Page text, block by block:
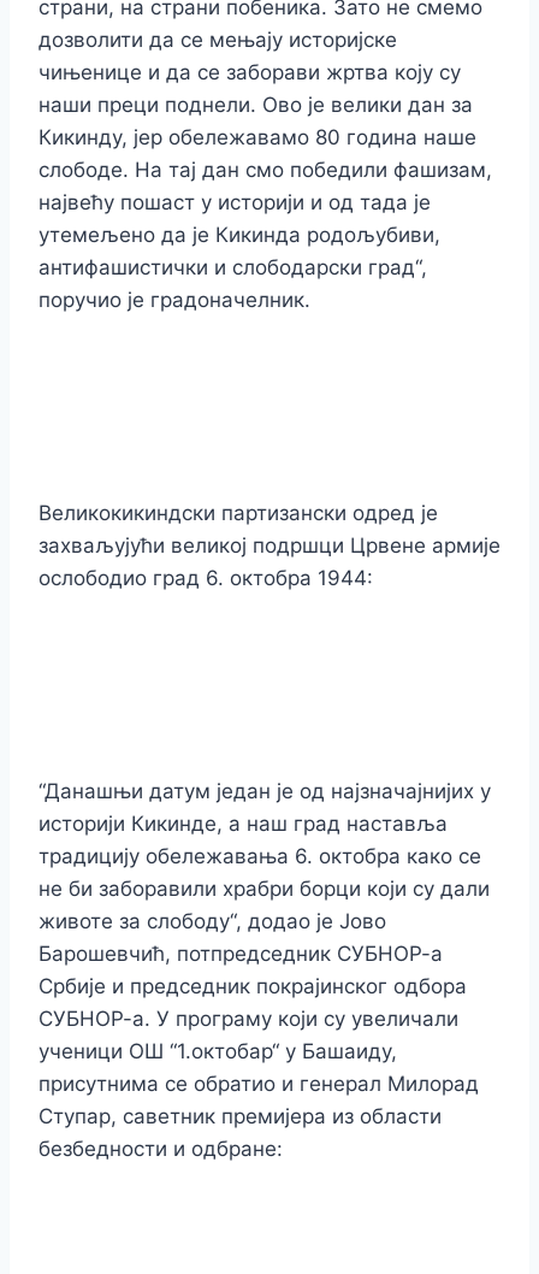
страни, на страни побеника. Зато не смемо
дозволити да се мењају историјске
чињенице и да се заборави жртва коју су
наши преци поднели. Ово је велики дан за
Кикинду, јер обележавамо 80 година наше
слободе. На тај дан смо победили фашизам,
највећу пошаст у историји и од тада је
утемељено да је Кикинда родољубиви,
антифашистички и слободарски град“,
поручио је градоначелник.
Великокикиндски партизански одред је
захваљујући великој подршци Црвене армије
ослободио град 6. октобра 1944:
“Данашњи датум један је од најзначајнијих у
историји Кикинде, а наш град наставља
традицију обележавања 6. октобра како се
не би заборавили храбри борци који су дали
животе за слободу“, додао је Јово
Барошевчић, потпредседник СУБНОР-а
Србије и председник покрајинског одбора
СУБНОР-а. У програму који су увеличали
ученици ОШ “1.октобар“ у Башаиду,
присутнима се обратио и генерал Милорад
Ступар, саветник премијера из области
безбедности и одбране: